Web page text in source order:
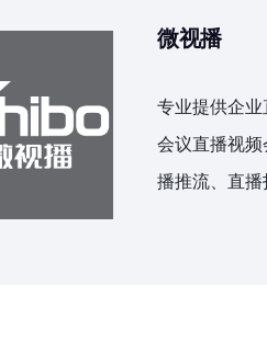
微视播
专业提供企
会议直播视
播推流、直